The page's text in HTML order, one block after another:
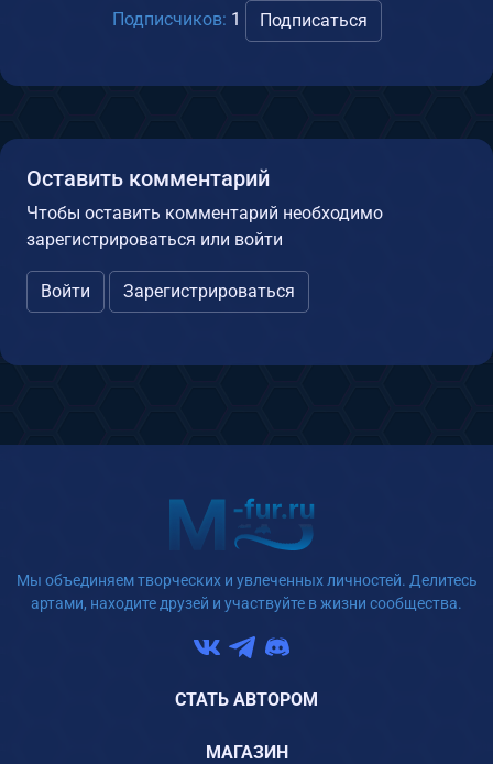
Подписчиков: 1 Подписаться
Оставить комментарий
Чтобы оставить комментарий необходимо
зарегистрироваться или войти
Войти Зарегистрироваться
Мы объединяем творческих и увлеченных личностей. Делитесь
артами, находите друзей и участвуйте в жизни сообщества.
СТАТЬ АВТОРОМ
МАГАЗИН